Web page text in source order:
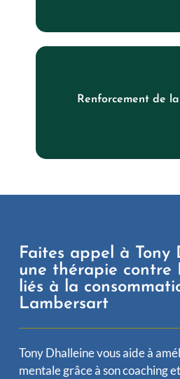
Renforcement de
du patient à arrêter de boire en
Faites appel à Tony
une thérapie contre
liés à la
Lambersart
Tony Dhalleine vous aide à
mentale grâce à son coaching